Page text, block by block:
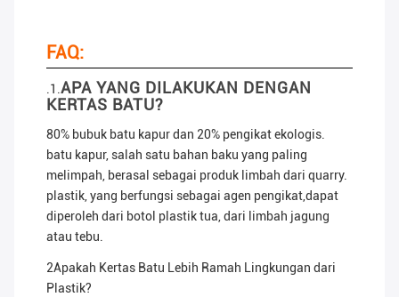
FAQ:
.1.APA YANG DILAKUKAN DENGAN
KERTAS BATU?
80% bubuk batu kapur dan 20% pengikat ekologis.
batu kapur, salah satu bahan baku yang paling
melimpah, berasal sebagai produk limbah dari quarry.
plastik, yang berfungsi sebagai agen pengikat,dapat
diperoleh dari botol plastik tua, dari limbah jagung
atau tebu.
2Apakah Kertas Batu Lebih Ramah Lingkungan dari
Plastik?